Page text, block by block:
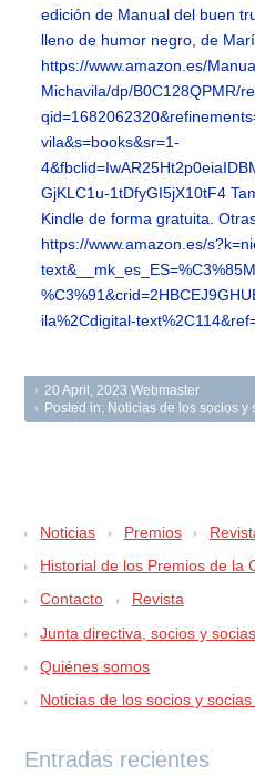
edición de Manual del buen
lleno de humor negro, de
https://www.amazon.es/
Michavila/dp/B0C128QPMR/
vila&s=books&sr=1-
GjKLC1u-1tDfyGI5jX10tF4
Kindle de forma gratuita.
https://www.amazon.es/
ila%2Cdigital-
20 April, 2023 Webmaster
Posted in: Noticias de los socios y
Noticias Premios
Historial de los Premios de la
Contacto
Revista
Junta directiva, socios y
Quiénes somos
Noticias de los socios y socias
Entradas recientes